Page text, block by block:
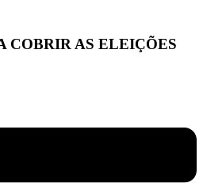
COBRIR AS ELEIÇÕES